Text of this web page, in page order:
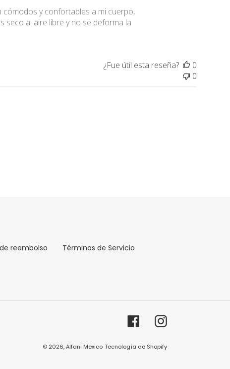
y confortables a mi cuerpo,
seco al aire libre y no se deforma la
¿Fue útil esta reseña?
0
0
reembolso Términos de Servicio
FacebookInstagram
© 2026,Alfani Mexico Tecnología de Shopify